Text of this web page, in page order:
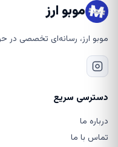
موبو ارز
موبو ارز، رسانه‌ای تخصصی در
دسترسی سریع
درباره ما
تماس با ما